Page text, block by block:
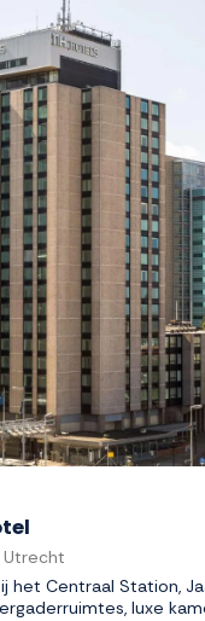
Utrecht
het Centraal Station,
luxe